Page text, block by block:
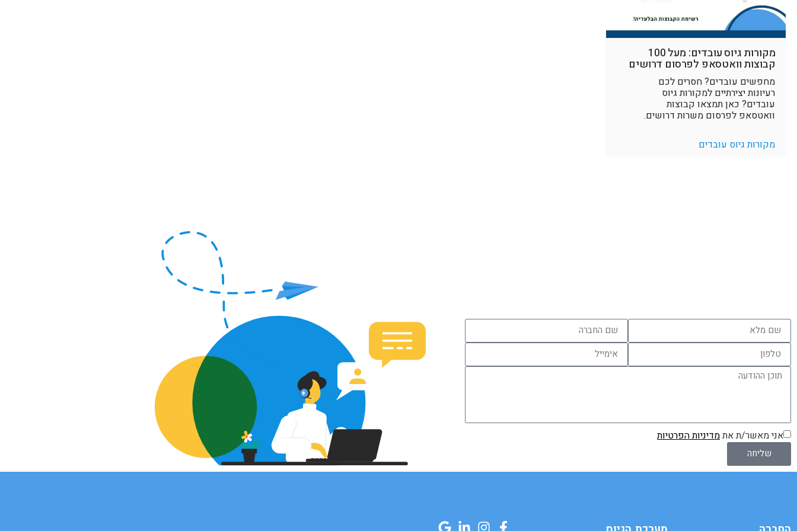
מקורות גיוס עובדים: מעל 100
קבוצות וואטסאפ לפרסום דרושים
מחפשים עובדים? חסרים לכם
רעיונות יצירתיים למקורות גיוס
עובדים? כאן תמצאו קבוצות
וואטסאפ לפרסום משרות דרושים.
מקורות גיוס עובדים
אני מאשר/ת אתמדיניות הפרטיות
שליחה